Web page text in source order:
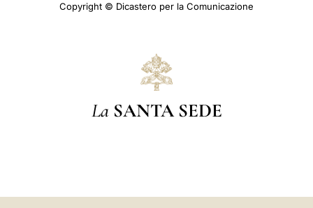
Copyright © Dicastero per la Comunicazione
La SANTA SEDE